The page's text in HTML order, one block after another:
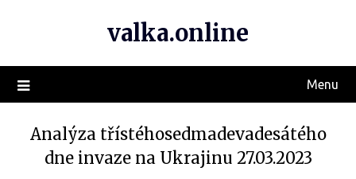
valka.online
Menu
Analýza třístéhosedmadevadesátého
dne invaze na Ukrajinu 27.03.2023